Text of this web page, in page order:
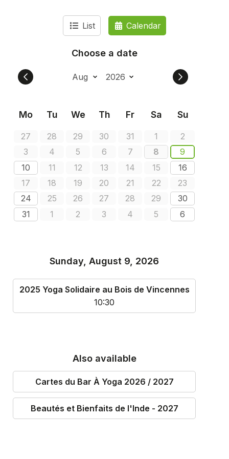
List Calendar
Choose a date
Mo Tu We Th Fr Sa Su
27 28 29 30 31 1
2
3
4 5 6 7 8
9
10
11 12 13 14 15
16
17
18 19 20 21 22
23
24
25 26 27 28 29
30
31
1 2 3 4 5 6
Sunday, August 9, 2026
2025 Yoga Solidaire au Bois de Vincennes
10:30
Also available
Cartes du Bar À Yoga 2026 / 2027
Beautés et Bienfaits de l'Inde - 2027